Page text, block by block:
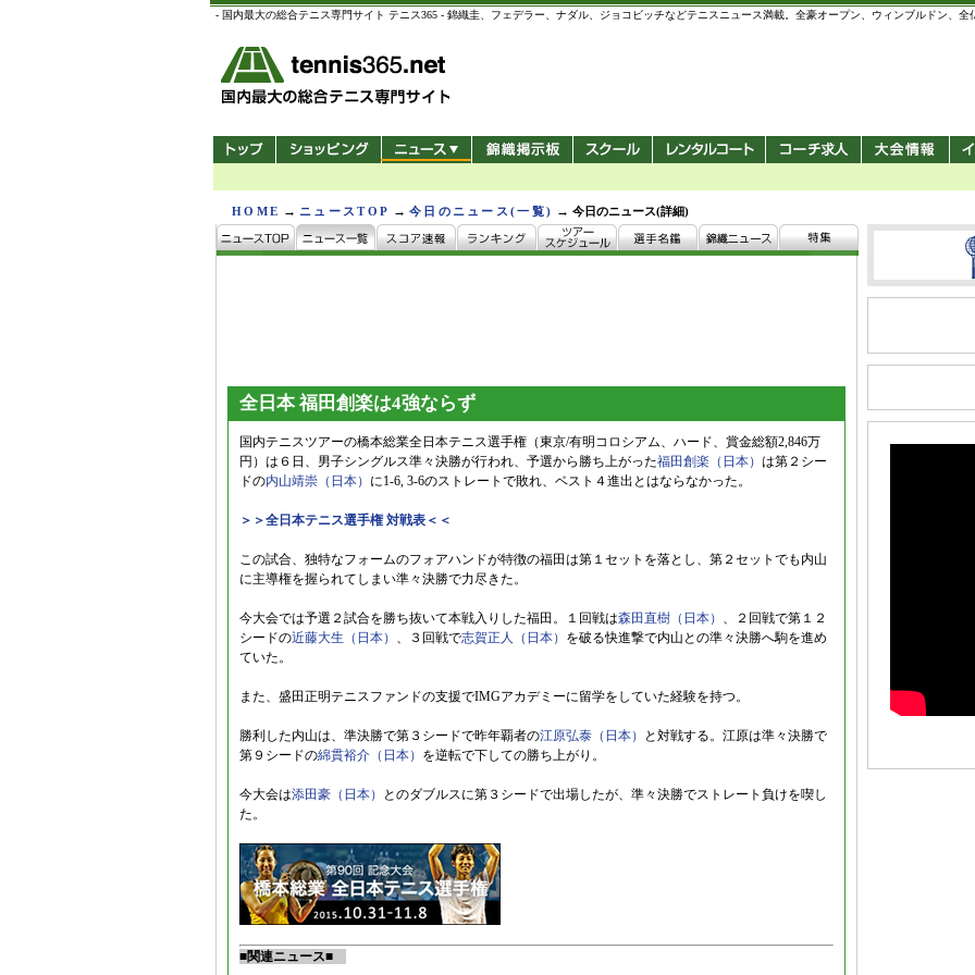
- 国内最大の総合テニス専門サイト テニス365 - 錦織圭、フェデラー、ナダル、ジョコビッチなどテニスニュース満載。全豪オープン、ウィンブルドン、全
HOME → ニュースTOP →今日のニュース(一覧) →今日のニュース(詳細)
全日本 福田創楽は4強ならず
国内テニスツアーの橋本総業全日本テニス選手権（東京/有明コロシアム、ハード、賞金総額2,846万
円）は６日、男子シングルス準々決勝が行われ、予選から勝ち上がった福田創楽（日本） は第２シー
ドの内山靖崇（日本） に1-6, 3-6のストレートで敗れ、ベスト４進出とはならなかった。
＞＞全日本テニス選手権 対戦表＜＜
この試合、独特なフォームのフォアハンドが特徴の福田は第１セットを落とし、第２セットでも内山
に主導権を握られてしまい準々決勝で力尽きた。
今大会では予選２試合を勝ち抜いて本戦入りした福田。１回戦は森田直樹（日本） 、２回戦で第１２
シードの近藤大生（日本） 、３回戦で志賀正人（日本） を破る快進撃で内山との準々決勝へ駒を進め
ていた。
また、盛田正明テニスファンドの支援でIMGアカデミーに留学をしていた経験を持つ。
勝利した内山は、準決勝で第３シードで昨年覇者の江原弘泰（日本）
と対戦する。江原は準々決勝で
第９シードの綿貫裕介（日本） を逆転で下しての勝ち上がり。
今大会は添田豪（日本）
とのダブルスに第３シードで出場したが、準々決勝でストレート負けを喫し
た。
■関連ニュース■